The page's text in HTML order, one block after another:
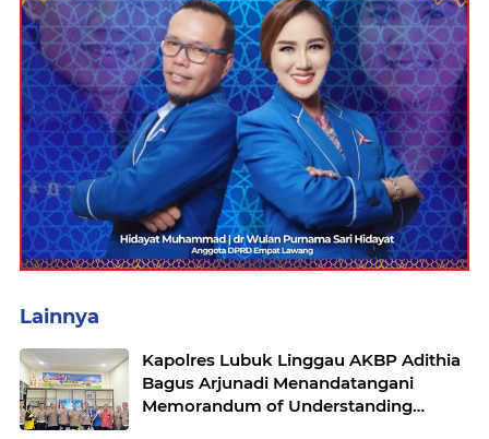
Lainnya
Kapolres Lubuk Linggau AKBP Adithia
Bagus Arjunadi Menandatangani
Memorandum of Understanding